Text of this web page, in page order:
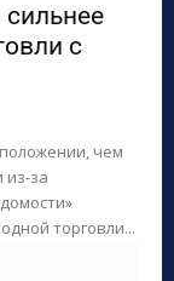
с
чем
из-за
торговли...